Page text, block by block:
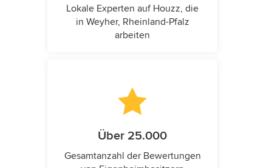
Lokale Experten auf Houzz, die
in Weyher, Rheinland-Pfalz
arbeiten
Über 25.000
Gesamtanzahl der Bewertungen